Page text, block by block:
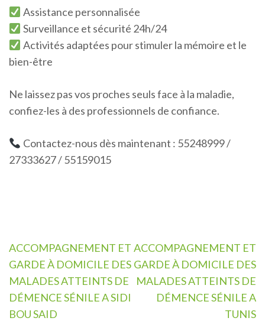
Assistance personnalisée
Surveillance et sécurité 24h/24
Activités adaptées pour stimuler la mémoire et le
bien-être
Ne laissez pas vos proches seuls face à la maladie,
confiez-les à des professionnels de confiance.
Contactez-nous dès maintenant : 55248999 /
27333627 / 55159015
Navigation
de
l’article
ACCOMPAGNEMENT ET
GARDE À DOMICILE DES
MALADES ATTEINTS DE
DÉMENCE SÉNILE A SIDI
BOU SAID
ACCOMPAGNEMENT ET
GARDE À DOMICILE DES
MALADES ATTEINTS DE
DÉMENCE SÉNILE A
TUNIS